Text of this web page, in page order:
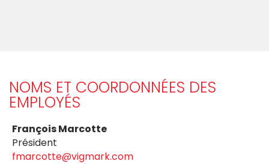
NOMS ET COORDONNÉES DES
EMPLOYÉS
François Marcotte
Président
fmarcotte@vigmark.com